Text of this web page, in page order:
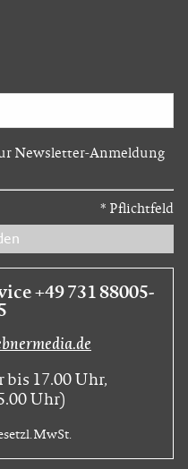
Newsletter-Anmeldung
* Pflichtfeld
+49 731 88005-
bis 17.00 Uhr,
Uhr)
MwSt.